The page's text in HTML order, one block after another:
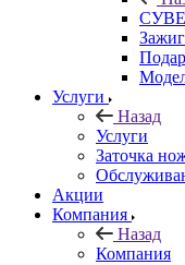
Услуги
Назад
Услуги
Заточка
Акции
Компания
Назад
Компания